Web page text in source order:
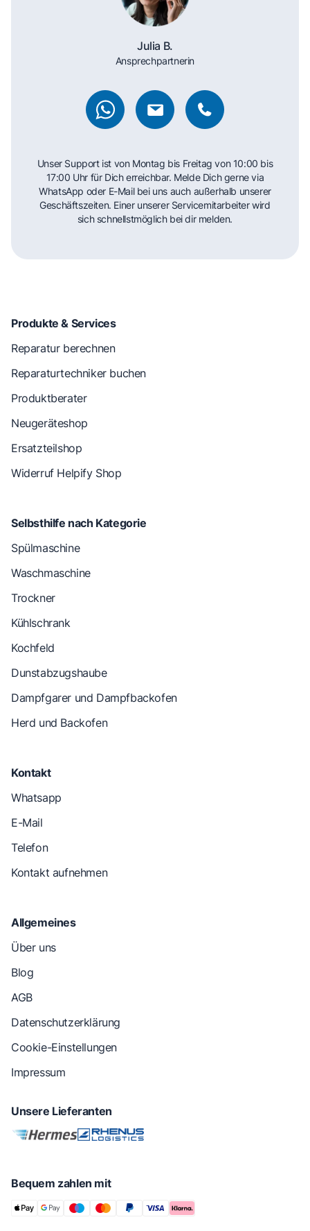
Julia B.
Ansprechpartnerin
Unser Support ist von Montag bis Freitag von 10:00 bis
17:00 Uhr für Dich erreichbar. Melde Dich gerne via
WhatsApp oder E-Mail bei uns auch außerhalb unserer
Geschäftszeiten. Einer unserer Servicemitarbeiter wird
sich schnellstmöglich bei dir melden.
Produkte & Services
Reparatur berechnen
Reparaturtechniker buchen
Produktberater
Neugeräteshop
Ersatzteilshop
Widerruf Helpify Shop
Selbsthilfe nach Kategorie
Spülmaschine
Waschmaschine
Trockner
Kühlschrank
Kochfeld
Dunstabzugshaube
Dampfgarer und Dampfbackofen
Herd und Backofen
Kontakt
Whatsapp
E-Mail
Telefon
Kontakt aufnehmen
Allgemeines
Über uns
Blog
AGB
Datenschutzerklärung
Cookie-Einstellungen
Impressum
Unsere Lieferanten
Bequem zahlen mit